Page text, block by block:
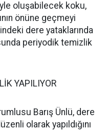
oluşabilecek koku,
önüne geçmeyi
dere yataklarında
periyodik temizlik
YAPILIYOR
Barış Ünlü, dere
olarak yapıldığını